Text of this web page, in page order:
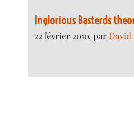
Inglorious Basterds
22 février 2010, parDavid